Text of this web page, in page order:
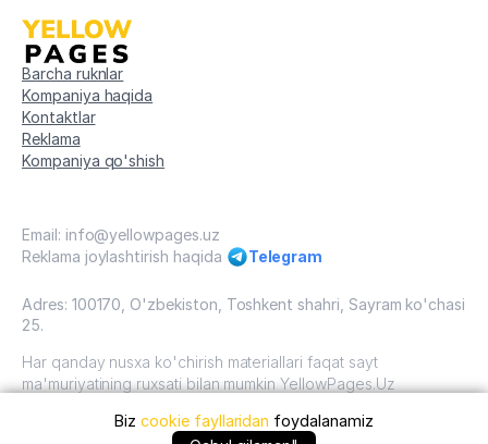
Barcha ruknlar
Kompaniya haqida
Kontaktlar
Reklama
Kompaniya qo'shish
Email: info@yellowpages.uz
Reklama joylashtirish haqida
Telegram
Adres: 100170, O'zbekiston, Toshkent shahri, Sayram ko'chasi
25.
Har qanday nusxa ko'chirish materiallari faqat sayt
ma'muriyatining ruxsati bilan mumkin YellowPages.Uz
O'zbekiston, 2009 - 2026 / O'zbekiston "sariq
Bizcookie fayllaridan foydalanamiz